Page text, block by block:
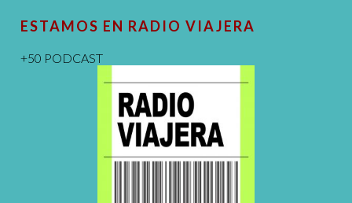
ESTAMOS EN RADIO VIAJERA
+50 PODCAST